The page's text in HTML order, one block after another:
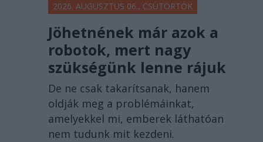
2026. AUGUSZTUS 06., CSÜTÖRTÖK
Jöhetnének már azok a
robotok, mert nagy
szükségünk lenne rájuk
De ne csak takarítsanak, hanem
oldják meg a problémáinkat,
amelyekkel mi, emberek láthatóan
nem tudunk mit kezdeni.